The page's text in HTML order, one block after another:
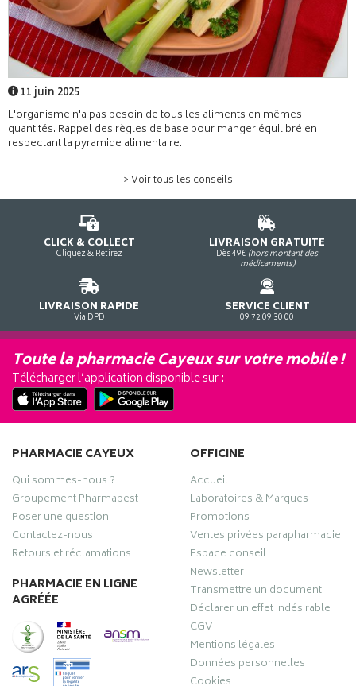
11 juin 2025
L'organisme n'a pas besoin de tous les aliments en mêmes
quantités. Rappel des règles de base pour manger équilibré en
respectant la pyramide alimentaire.
> Voir tous les conseils
CLICK & COLLECT
Cliquez & Retirez
LIVRAISON GRATUITE
Dès 49€ (hors montant des
médicaments)
LIVRAISON RAPIDE
Via DPD
SERVICE CLIENT
09 72 09 30 00
Toute la pharmacie Cayeux sur votre mobile !
Télécharger l’application disponible sur :
PHARMACIE CAYEUX
Qui sommes-nous ?
Groupement Pharmabest
Poser une question
Contactez-nous
Retours et réclamations
PHARMACIE EN LIGNE
AGRÉÉE
OFFICINE
Accueil
Laboratoires & Marques
Promotions
Ventes privées parapharmacie
Espace conseil
Newsletter
Transmettre un document
Déclarer un effet indésirable
CGV
Mentions légales
Données personnelles